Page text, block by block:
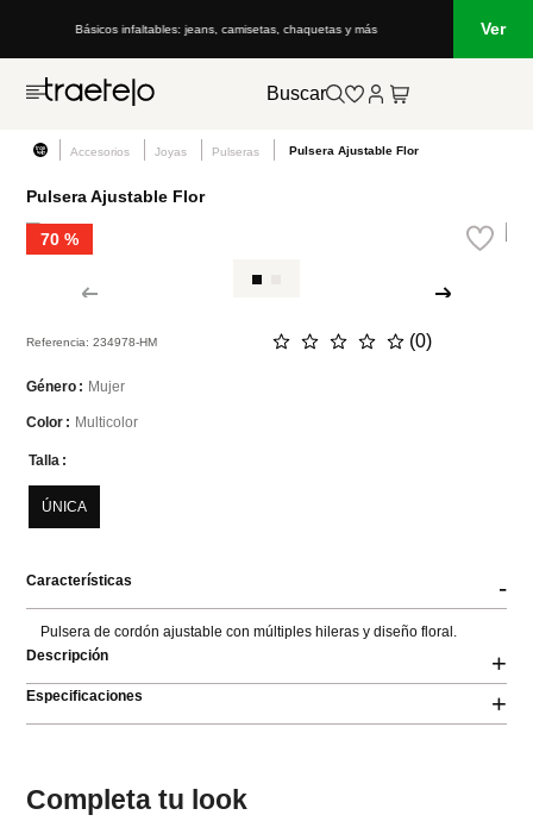
Básicos infaltables: jeans, camisetas, chaquetas y más Ver
Buscar
Accesorios Joyas Pulseras Pulsera Ajustable Flor
Pulsera Ajustable Flor
70 %
Referencia:234978-HM ☆ ☆ ☆ ☆ ☆ (0)
Género Mujer
Color Multicolor
Talla
ÚNICA
Características -
Pulsera de cordón ajustable con múltiples hileras y diseño floral.
Descripción
+
Especificaciones +
Completa tu look